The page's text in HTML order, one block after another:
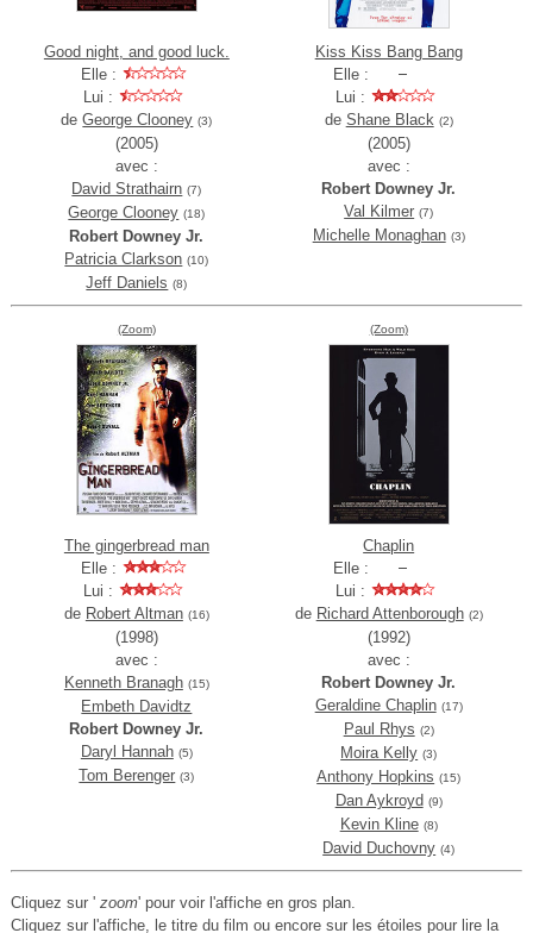
Good night, and good luck.
Elle :
Lui :
deGeorge Clooney (3)
(2005)
avec :
David Strathairn (7)
George Clooney (18)
Robert Downey Jr.
Patricia Clarkson (10)
Jeff Daniels (8)
Kiss Kiss Bang Bang
Elle :
Lui :
de Shane Black (2)
(2005)
avec :
Robert Downey Jr.
Val Kilmer (7)
Michelle Monaghan (3)
(Zoom)
The gingerbread man
Elle :
Lui :
de Robert Altman (16)
(1998)
avec :
Kenneth Branagh (15)
Embeth Davidtz
Robert Downey Jr.
Daryl Hannah (5)
Tom Berenger (3)
(Zoom)
Chaplin
Elle :
Lui :
de Richard Attenborough (2)
(1992)
avec :
Robert Downey Jr.
Geraldine Chaplin (17)
Paul Rhys (2)
Moira Kelly (3)
Anthony Hopkins (15)
Dan Aykroyd (9)
Kevin Kline (8)
David Duchovny (4)
Cliquez sur ' zoom' pour voir l'affiche en gros plan.
Cliquez sur l'affiche, le titre du film ou encore sur les étoiles pour lire la